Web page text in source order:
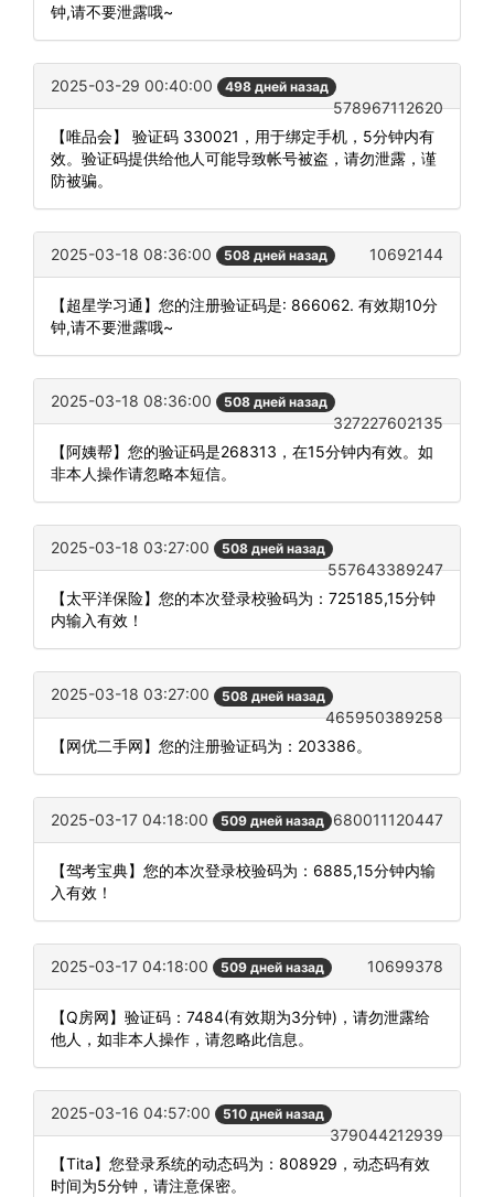
钟,请不要泄露哦~
2025-03-29 00:40:00 498 дней назад
578967112620
【唯品会】 验证码 330021，用于绑定手机，5分钟内有
效。验证码提供给他人可能导致帐号被盗，请勿泄露，谨
防被骗。
2025-03-18 08:36:00 508 дней назад 10692144
【超星学习通】您的注册验证码是: 866062. 有效期10分
钟,请不要泄露哦~
2025-03-18 08:36:00 508 дней назад
327227602135
【阿姨帮】您的验证码是268313，在15分钟内有效。如
非本人操作请忽略本短信。
2025-03-18 03:27:00 508 дней назад
557643389247
【太平洋保险】您的本次登录校验码为：725185,15分钟
内输入有效！
2025-03-18 03:27:00 508 дней назад
465950389258
【网优二手网】您的注册验证码为：203386。
2025-03-17 04:18:00 509 дней назад 680011120447
【驾考宝典】您的本次登录校验码为：6885,15分钟内输
入有效！
2025-03-17 04:18:00 509 дней назад 10699378
【Q房网】验证码：7484(有效期为3分钟)，请勿泄露给
他人，如非本人操作，请忽略此信息。
2025-03-16 04:57:00 510 дней назад
379044212939
【Tita】您登录系统的动态码为：808929，动态码有效
时间为5分钟，请注意保密。